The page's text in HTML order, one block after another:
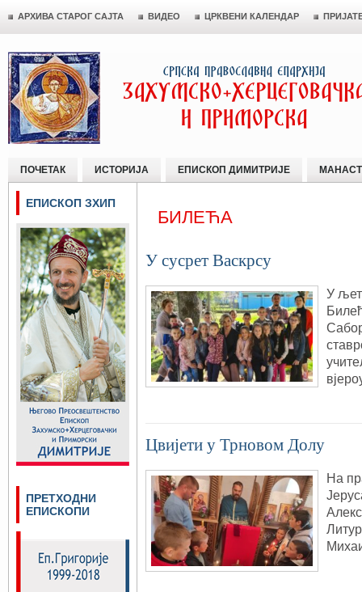
АРХИВА СТАРОГ САЈТА ВИДЕО ЦРКВЕНИ КАЛЕНДАР
ПОЧЕТАК ИСТОРИЈА ЕПИСКОП ДИМИТРИЈЕ
БИЛЕЋА
У сусрет Васкрсу
У
Цвијети у Трновом Долу
На
ЕПИСКОП ЗХИП
ПРЕТХОДНИ
ЕПИСКОПИ